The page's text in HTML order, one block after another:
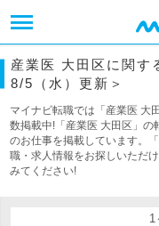
産業医 大田区に関す
8/5（水）更新＞
マイナビ転職では「産業医 大
数掲載中!「産業医 大田区」の
のお仕事を掲載しています。
職・求人情報をお探しいただ
みてください!
1